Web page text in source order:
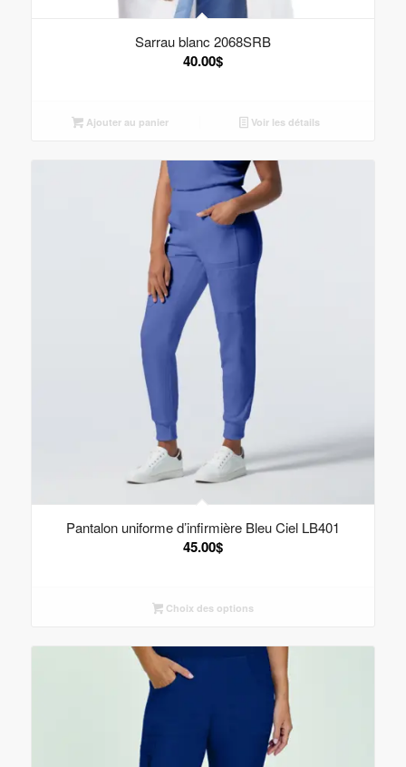
Sarrau blanc 2068SRB
40.00$
Ajouter au panier Voir les détails
Pantalon uniforme d’infirmière Bleu Ciel LB401
45.00$
Choix des options